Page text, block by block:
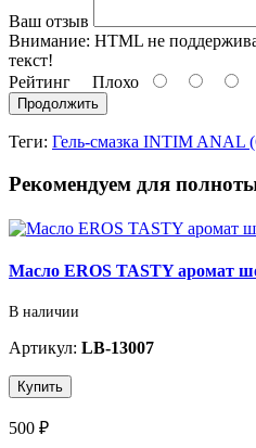
Ваш отзыв
Внимание: HTML не
текст!
Рейтинг Плохо
Продолжить
Теги: Гель-смазка INTIM ANAL
Рекомендуем для
Масло EROS TASTY аромат
В наличии
Артикул: LB-13007
Купить
500 ₽